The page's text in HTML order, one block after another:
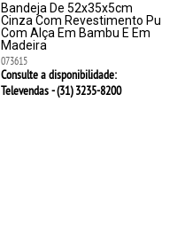
Bandeja De 52x35x5cm
Cinza Com Revestimento Pu
Com Alça Em Bambu E Em
Madeira
073615
Consulte a disponibilidade:
Televendas - (31)3235-8200